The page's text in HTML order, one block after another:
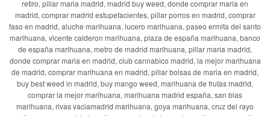
retiro, pillar maria madrid, madrid buy weed, donde comprar maria en
madrid, comprar madrid estupefacientes, pillar porros en madrid, comprar
faso en madrid, aluche marihuana, lucero marihuana, paseo ermita del santo
marihuana, vicente calderon marihuana, plaza de españa marihuana, banco
de españa marihuana, metro de madrid marihuana, pillar maria madrid,
donde comprar maria en madrid, club cannabico madrid, la mejor marihuana
de madrid, comprar marihuana en madrid, pillar bolsas de maria en madrid,
buy best weed in madrid, buy mango weed, marihuana de frutas madrid,
comprar la mejor marihuana, marihuana madrid españa, san blas
marihuana, rivas vaciamadrid marihuana, goya marihuana, cruz del rayo